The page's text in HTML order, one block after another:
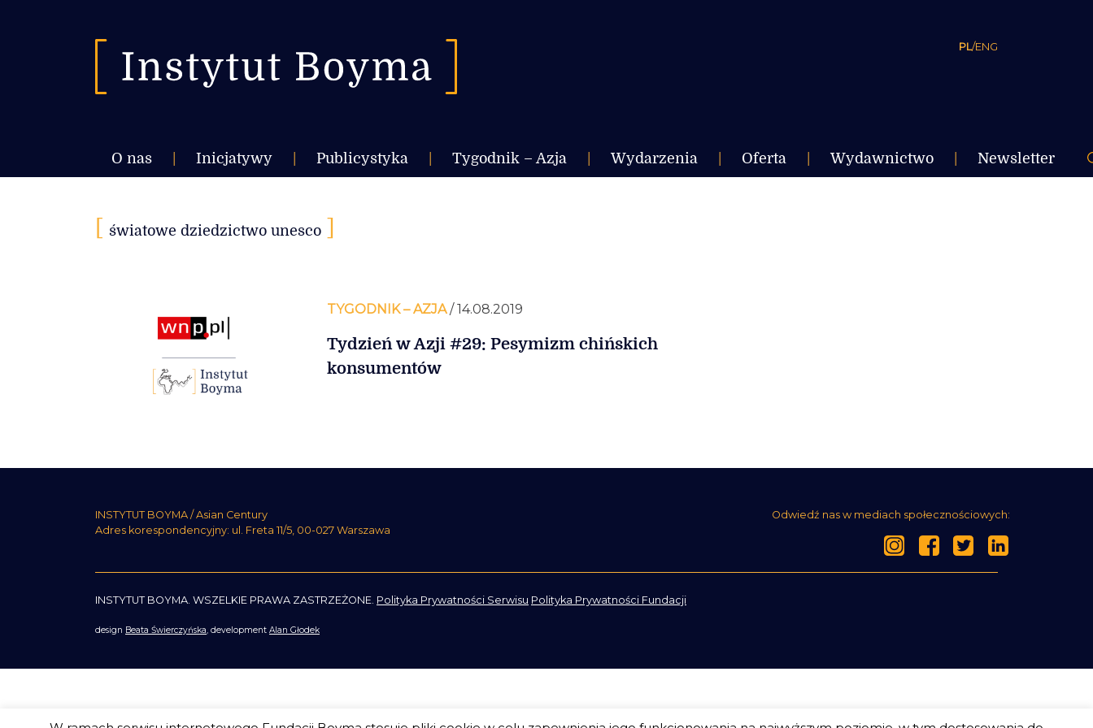
PL/ENG
O nas Inicjatywy Publicystyka Tygodnik – Azja Wydarzenia Oferta Wydawnictwo Newsletter
światowe dziedzictwo unesco
TYGODNIK – AZJA/ 14.08.2019
Tydzień w Azji #29: Pesymizm chińskich
konsumentów
INSTYTUT BOYMA / Asian Century
Adres korespondencyjny: ul. Freta 11/5, 00-027 Warszawa
Odwiedź nas w mediach społecznościowych:
INSTYTUT BOYMA. WSZELKIE PRAWA ZASTRZEŻONE. Polityka Prywatności Serwisu Polityka Prywatności Fundacji
design Beata Świerczyńska, development Alan Głodek